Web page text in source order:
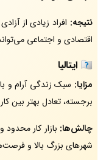
نتیجه: افراد زیادی از
اقتصادی و اجتماعی
🇮🇹 ایتالیا
مزایا: سبک زندگی آرام و
برجسته، تعادل بهتر بین
چالش‌ها: بازار کار
شهرهای بزرگ بالا و